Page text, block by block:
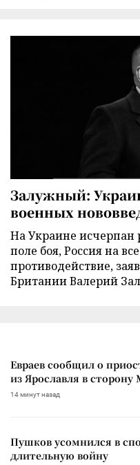
Залужный:
военных
На Украине исчерпан
поле боя, Россия на
противодействие,
Британии Валерий
Евраев сообщил о
из Ярославля в
14 минут назад
Пушков усомнился в
длительную войну